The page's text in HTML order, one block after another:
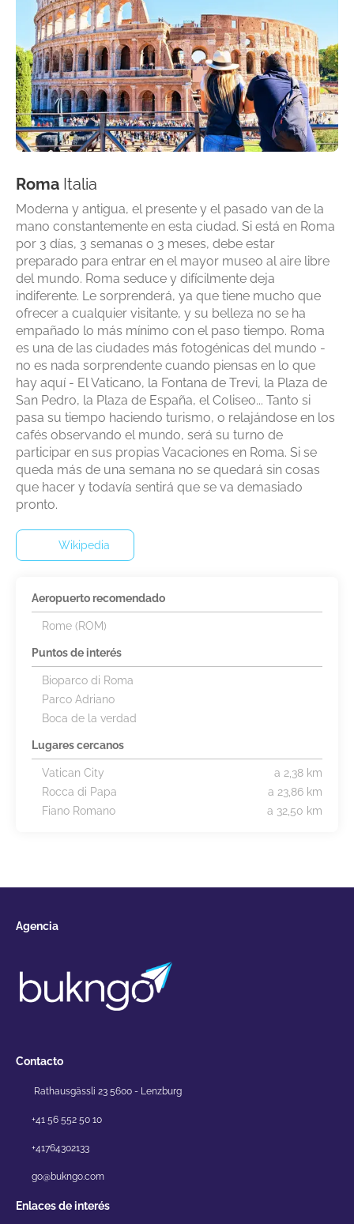
Roma Italia
Moderna y antigua, el presente y el pasado van de la
mano constantemente en esta ciudad. Si está en Roma
por 3 días, 3 semanas o 3 meses, debe estar
preparado para entrar en el mayor museo al aire libre
del mundo. Roma seduce y difícilmente deja
indiferente. Le sorprenderá, ya que tiene mucho que
ofrecer a cualquier visitante, y su belleza no se ha
empañado lo más mínimo con el paso tiempo. Roma
es una de las ciudades más fotogénicas del mundo -
no es nada sorprendente cuando piensas en lo que
hay aquí - El Vaticano, la Fontana de Trevi, la Plaza de
San Pedro, la Plaza de España, el Coliseo... Tanto si
pasa su tiempo haciendo turismo, o relajándose en los
cafés observando el mundo, será su turno de
participar en sus propias Vacaciones en Roma. Si se
queda más de una semana no se quedará sin cosas
que hacer y todavía sentirá que se va demasiado
pronto.
Wikipedia
Aeropuerto recomendado
Rome (ROM)
Puntos de interés
Bioparco di Roma
Parco Adriano
Boca de la verdad
Lugares cercanos
Vatican City
a 2,38 km
Rocca di Papa
a 23,86 km
Fiano Romano
a 32,50 km
Agencia
Contacto
Rathausgässli 23 5600 - Lenzburg
+41 56 552 50 10
+41764302133
go@bukngo.com
Enlaces de interés